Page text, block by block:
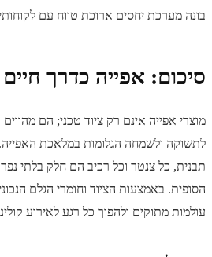
בונה מערכת יחסים ארוכת טווח עם
סיכום: אפייה כדרך חיים
מוצרי אפייה אינם רק ציוד טכני; הם
לתשוקה ולשמחה הגלומות במלאכת האפייה.
תבנית, כל צנטר וכל רכיב הם חלק בלתי
הסופית. באמצעות הציוד וחומרי הגלם
עולמות מתוקים ולהפוך כל רגע לאירוע